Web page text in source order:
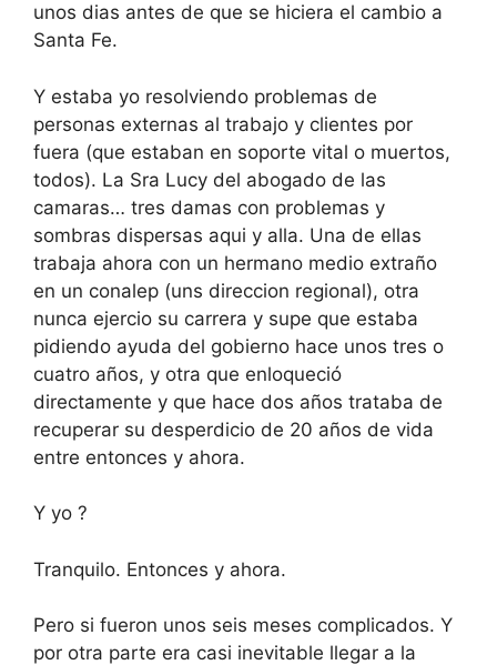
unos dias antes de que se hiciera el cambio a
Santa Fe.
Y estaba yo resolviendo problemas de
personas externas al trabajo y clientes por
fuera (que estaban en soporte vital o muertos,
todos). La Sra Lucy del abogado de las
camaras… tres damas con problemas y
sombras dispersas aqui y alla. Una de ellas
trabaja ahora con un hermano medio extraño
en un conalep (uns direccion regional), otra
nunca ejercio su carrera y supe que estaba
pidiendo ayuda del gobierno hace unos tres o
cuatro años, y otra que enloqueció
directamente y que hace dos años trataba de
recuperar su desperdicio de 20 años de vida
entre entonces y ahora.
Y yo ?
Tranquilo. Entonces y ahora.
Pero si fueron unos seis meses complicados. Y
por otra parte era casi inevitable llegar a la